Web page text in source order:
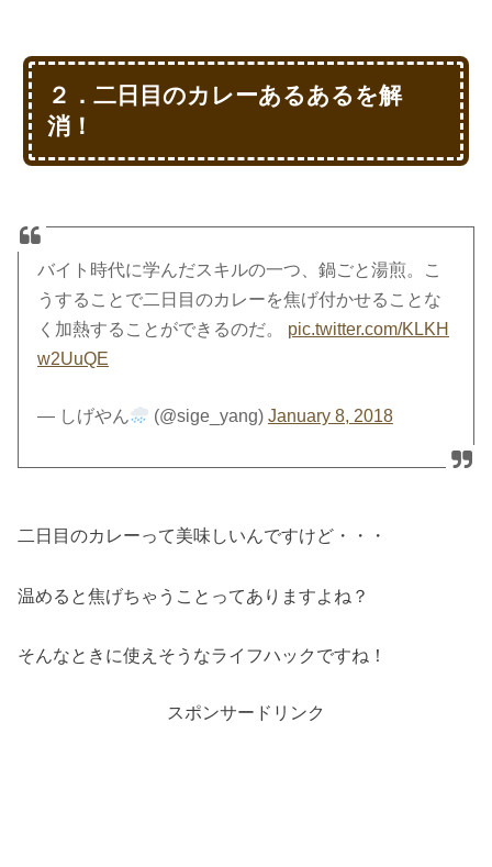
２．二日目のカレーあるあるを解
消！
バイト時代に学んだスキルの一つ、鍋ごと湯煎。こ
うすることで二日目のカレーを焦げ付かせることな
く加熱することができるのだ。 pic.twitter.com/KLKH
w2UuQE
— しげやん (@sige_yang) January 8, 2018
二日目のカレーって美味しいんですけど・・・
温めると焦げちゃうことってありますよね？
そんなときに使えそうなライフハックですね！
スポンサードリンク